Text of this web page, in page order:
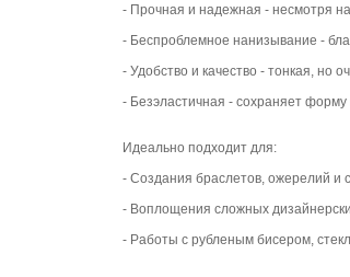
- Прочная и надежная - несмотря
- Беспроблемное нанизывание -
- Удобство и качество - тонкая, но
- Безэластичная - сохраняет
Идеально подходит для:
- Создания браслетов, ожерелий и
- Воплощения сложных
- Работы с рубленым бисером,